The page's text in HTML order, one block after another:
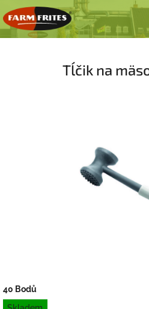
na
obsah
Tĺčik na
40 Bodů
Jednotková